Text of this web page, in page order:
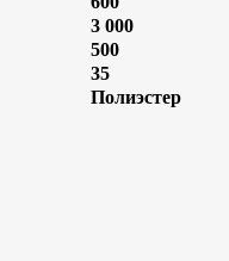
3 000
500
35
Полиэстер